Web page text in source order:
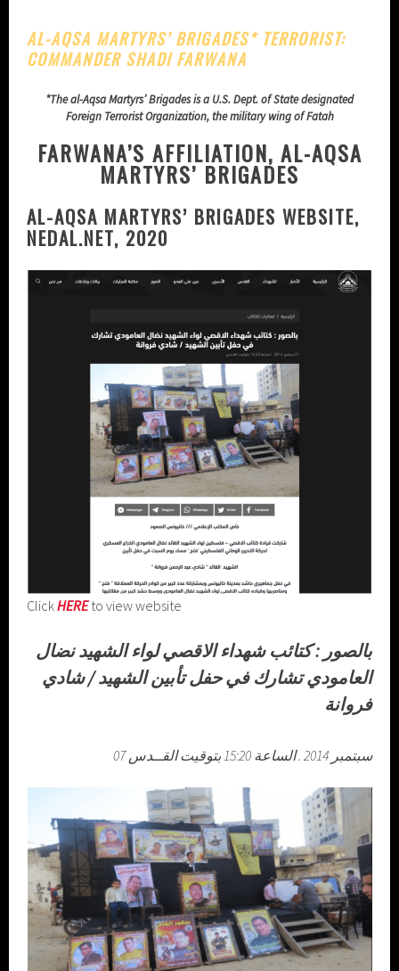
AL-AQSA MARTYRS’ BRIGADES* TERRORIST:
COMMANDER SHADI FARWANA
*The al-Aqsa Martyrs’ Brigades is a U.S. Dept. of State designated
Foreign Terrorist Organization, the military wing of Fatah
FARWANA’S AFFILIATION, AL-AQSA
MARTYRS’ BRIGADES
AL-AQSA MARTYRS’ BRIGADES WEBSITE,
NEDAL.NET, 2020
ClickHEREto view website
بالصور : كتائب شهداء الاقصي لواء الشهيد نضال
العامودي تشارك في حفل تأبين الشهيد / شادي
فروانة
07 سبتمبر 2014 . الساعة 15:20 بتوقيت القــدس